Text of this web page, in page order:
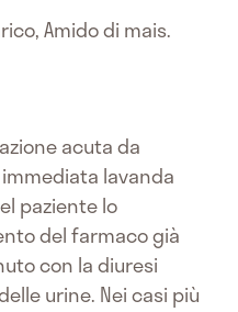
Amido di mais.
acuta da
lavanda
paziente lo
del farmaco già
con la diuresi
urine. Nei casi più